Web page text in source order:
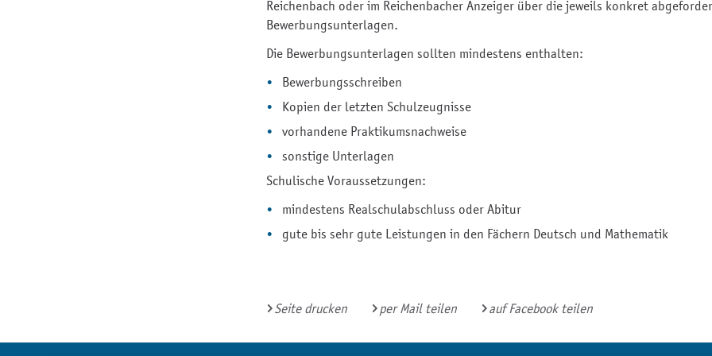
Reichenbach oder im Reichenbacher Anzeiger über die jeweils konkret
Bewerbungsunterlagen.
Die Bewerbungsunterlagen sollten mindestens enthalten:
Bewerbungsschreiben
Kopien der letzten Schulzeugnisse
vorhandene Praktikumsnachweise
sonstige Unterlagen
Schulische Voraussetzungen:
mindestens Realschulabschluss oder Abitur
gute bis sehr gute Leistungen in den Fächern Deutsch und Mathematik
Seite drucken per Mail teilen auf Facebook teilen